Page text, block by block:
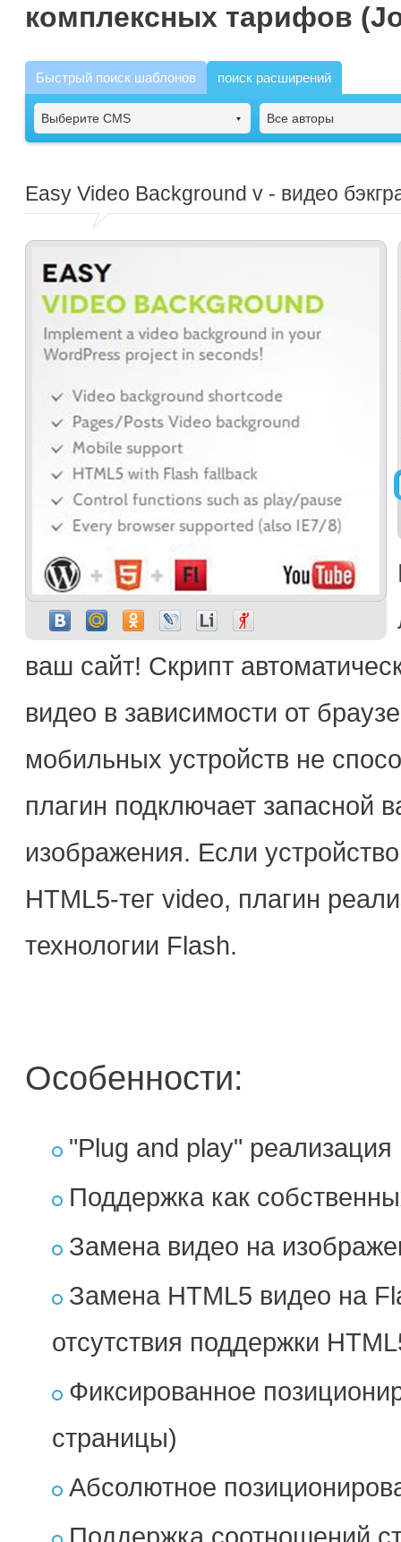
комплексных тарифов
Быстрый поиск шаблонов поиск расширений
Выберите CMS Все авторы
Easy Video Background v - видео
ваш сайт! Скрипт
видео в зависимости от
мобильных устройств не
плагин подключает запасной
изображения. Если
HTML5-тег video, плагин
технологии Flash.
Особенности:
"Plug and play" реализация
Поддержка как
Замена видео на
Замена HTML5 видео на
отсутствия поддержки
Фиксированное
страницы)
Абсолютное